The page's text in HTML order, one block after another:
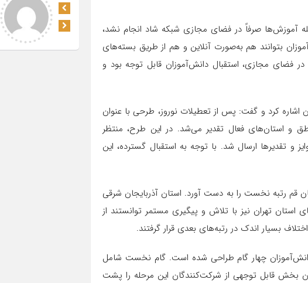
آموزش‌ها صرفاً در فضای مجازی شبکه شاد انجام نشد،
بتوانند هم به‌صورت آنلاین و هم از طریق بسته‌های
فضای مجازی، استقبال دانش‌آموزان قابل توجه بود و
کرد و گفت: پس از تعطیلات نوروز، طرحی با عنوان
و استان‌های فعال تقدیر می‌شد. در این طرح، منتظر
و تقدیرها ارسال شد. با توجه به استقبال گسترده، این
رتبه نخست را به دست آورد. استان آذربایجان شرقی
تهران نیز با تلاش و پیگیری مستمر توانستند از
بسیار اندک در رتبه‌های بعدی قرار گرفتند.
دانش‌آموزان چهار گام طراحی شده است. گام نخست شامل
بخش قابل توجهی از شرکت‌کنندگان این مرحله را پشت